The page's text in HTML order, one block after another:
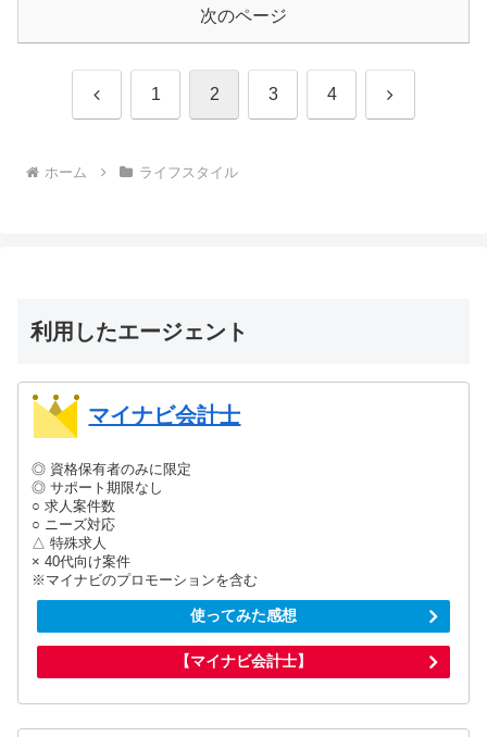
次のページ
前 1 2 3 4 次
ホーム ライフスタイル
利用したエージェント
マイナビ会計士
◎ 資格保有者のみに限定
◎ サポート期限なし
○ 求人案件数
○ ニーズ対応
△ 特殊求人
× 40代向け案件
※マイナビのプロモーションを含む
使ってみた感想
【マイナビ会計士】